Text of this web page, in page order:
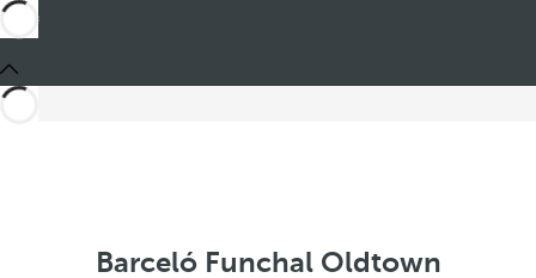
Barceló Funchal Oldtown